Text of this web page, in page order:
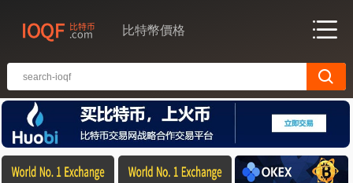
比特幣價格